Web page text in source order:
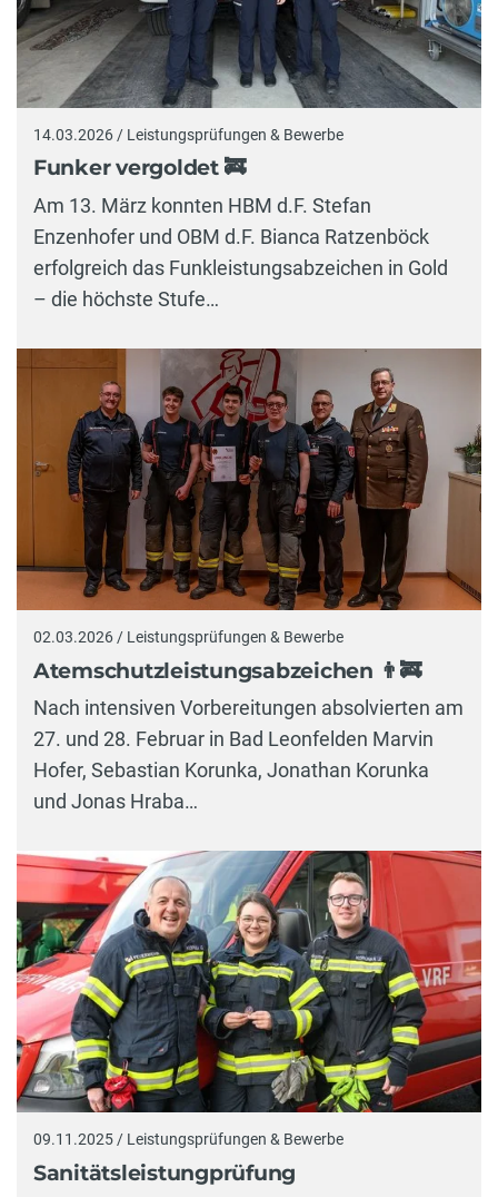
14.03.2026 / Leistungsprüfungen & Bewerbe
Funker vergoldet 🚒
Am 13. März konnten HBM d.F. Stefan
Enzenhofer und OBM d.F. Bianca Ratzenböck
erfolgreich das Funkleistungsabzeichen in Gold
– die höchste Stufe…
02.03.2026 / Leistungsprüfungen & Bewerbe
Atemschutzleistungsabzeichen 👨‍🚒
Nach intensiven Vorbereitungen absolvierten am
27. und 28. Februar in Bad Leonfelden Marvin
Hofer, Sebastian Korunka, Jonathan Korunka
und Jonas Hraba…
09.11.2025 / Leistungsprüfungen & Bewerbe
Sanitätsleistungprüfung